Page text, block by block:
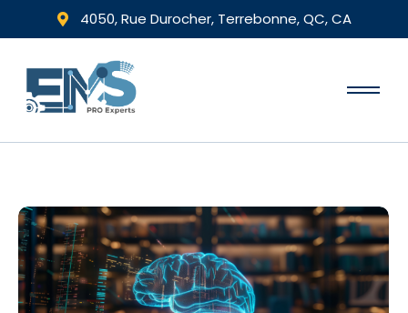
4050, Rue Durocher, Terrebonne, QC, CA